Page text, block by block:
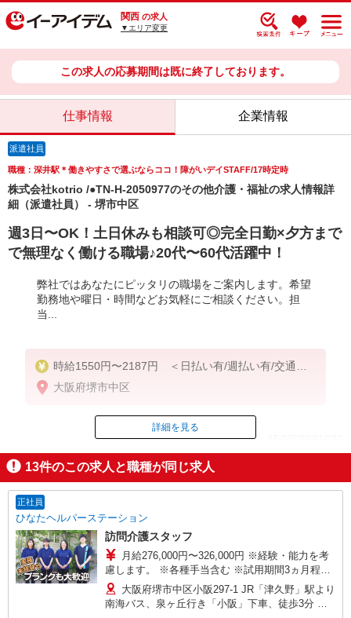
関西 の求人
▼エリア変更
この求人の応募期間は既に終了しております。
仕事情報 企業情報
派遣社員
職種：深井駅＊働きやすさで選ぶならココ！障がいデイSTAFF/17時定時
株式会社kotrio /●TN-H-2050977のその他介護・福祉の求人情報詳
細（派遣社員） - 堺市中区
週3日〜OK！土日休みも相談可◎完全日勤×夕方まで
で無理なく働ける職場♪20代〜60代活躍中！
弊社ではあなたにピッタリの職場をご案内します。希望
勤務地や曜日・時間などお気軽にご相談ください。担
当...
時給1550円〜2187円 ＜日払い有/週払い有/交通費
全支給(ガソリン代含む)＞
大阪府堺市中区
ID：AE0708991032
掲載期間終了
詳細を見る
13件のこの求人と職種が同じ求人
正社員
ひなたヘルパーステーション
訪問介護スタッフ
月給276,000円〜326,000円 ※経験・能力を考
慮します。 ※各種手当含む ※試用期間3ヵ月程度
有（月給257,880円）
大阪府堺市中区小阪297-1 JR「津久野」駅より
南海バス、泉ヶ丘行き「小阪」下車、徒歩3分 南